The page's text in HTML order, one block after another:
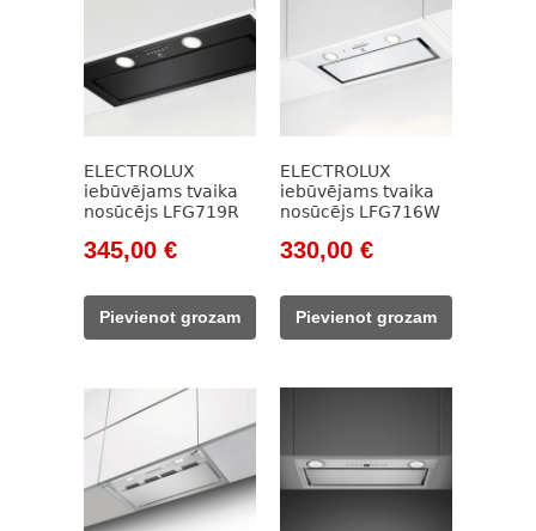
ELECTROLUX
iebūvējams tvaika
nosūcējs LFG719R
Original
was:
473,00 €.
345,00 €Current
345,00 €.
Pievienot grozam
ELECTROLUX
iebūvējams tvaika
nosūcējs LFG716W
Original
was:
504,00 €.
330,00 €Current
330,00 €.
Pievienot grozam